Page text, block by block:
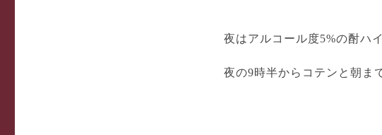
夜はアルコール度5%の酎ハ
夜の9時半からコテンと朝ま